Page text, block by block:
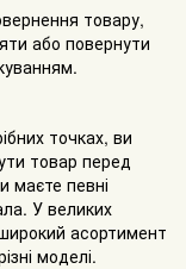
товару,
або повернути
точках, ви
товар перед
маєте певні
У великих
асортимент
моделі.